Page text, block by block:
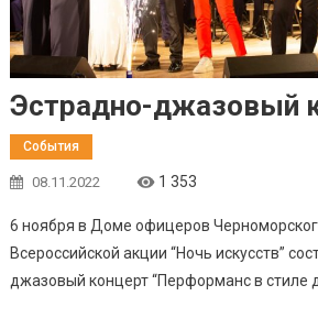
Эстрадно-джазовый
События
08.11.2022 1 353
6 ноября в Доме офицеров
Всероссийской акции “Ночь искусств”
джазовый концерт “Перформанс в стиле